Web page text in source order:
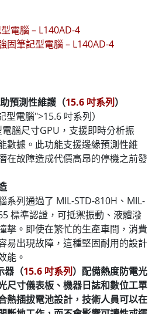
電腦 – L140AD-4
固筆記型電腦 – L140AD-4
預測性維護（15.6 吋系列）
型電腦">15.6 吋系列）
腦尺寸GPU，支援即時分析振
數據。此功能支援邊緣預測性維
在故障造成代價高昂的停機之前發
系列通過了 MIL-STD-810H、MIL-
標準認證，可抵禦振動、液體潑
擊。即使在繁忙的生產車間，消費
易出現故障，這種堅固耐用的設計
能。
器（15.6 吋系列）配備熱度防電光
尺寸儀表板、機器日誌和數位工單
熱插拔電池設計，技術人員可以在